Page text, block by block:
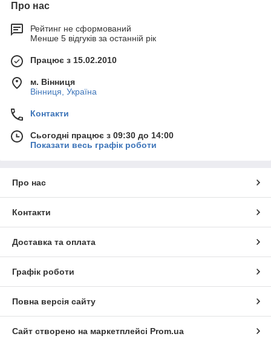
Про нас
Рейтинг не сформований
Менше 5 відгуків за останній рік
Працює з 15.02.2010
м. Вінниця
Вінниця, Україна
Контакти
Сьогодні працює з 09:30 до 14:00
Показати весь графік роботи
Про нас
Контакти
Доставка та оплата
Графік роботи
Повна версія сайту
Сайт створено на маркетплейсі Prom.ua